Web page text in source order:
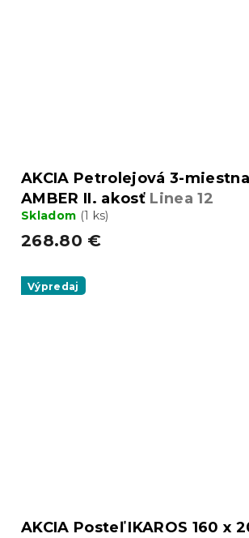
AKCIA Petrolejová 3-
AMBER II. akosť Linea 12
Skladom (1 ks)
268.80 €
Výpredaj
AKCIA Posteľ IKAROS 160 x